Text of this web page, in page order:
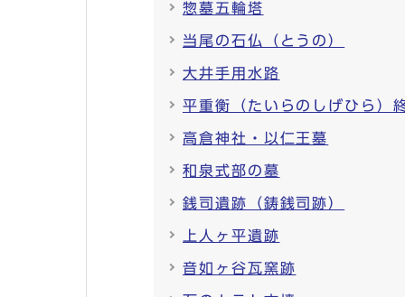
惣墓五輪塔
当尾の石仏（とうの）
大井手用水路
平重衡（たいらのしげひら）
高倉神社・以仁王墓
和泉式部の墓
銭司遺跡（鋳銭司跡）
上人ヶ平遺跡
音如ヶ谷瓦窯跡